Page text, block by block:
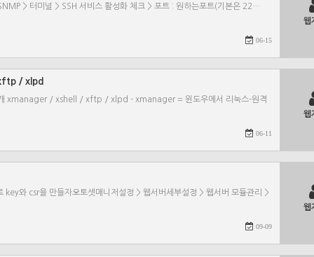
> 터미널 > SSH 서비스 활성화 체크 > 포트 : 원하는포트(기본은 22…
06-15
웹
/ xlpd
xmanager / xshell / xftp / xlpd - xmanager = 윈도우에서 리눅스-원격
06-11
웹
와 csr을 만들자오토셋매니저설정 > 웹서버세부설정 > 웹서버 모듈관리 >
09-09
웹